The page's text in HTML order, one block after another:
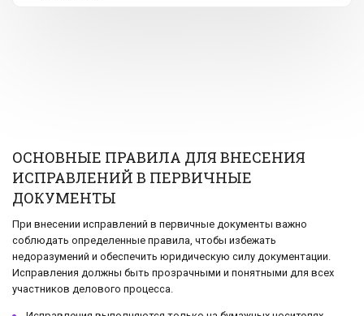
ОСНОВНЫЕ ПРАВИЛА ДЛЯ ВНЕСЕНИЯ
ИСПРАВЛЕНИЙ В ПЕРВИЧНЫЕ
ДОКУМЕНТЫ
При внесении исправлений в первичные документы важно
соблюдать определенные правила, чтобы избежать
недоразумений и обеспечить юридическую силу документации.
Исправления должны быть прозрачными и понятными для всех
участников делового процесса.